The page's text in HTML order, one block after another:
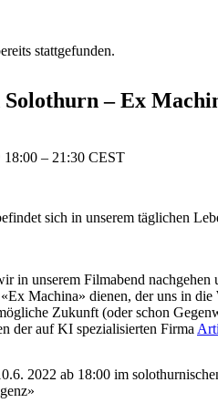
stattgefunden.
– Ex
18:00 – 21:30 CEST
sich in unserem täglichen
in unserem Filmabend
Machina» dienen, der uns in
Zukunft (oder schon
der auf KI spezialisierten Firma
2022 ab 18:00 im